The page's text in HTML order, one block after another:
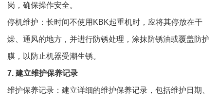
岗，确保操作安全。
停机维护：长时间不使用KBK起重机时，应将其停放在干
燥、通风的地方，并进行防锈处理，涂抹防锈油或覆盖防护
膜，以防止机器受潮生锈。
7. 建立维护保养记录
维护保养记录：建立详细的维护保养记录，包括维护日期、